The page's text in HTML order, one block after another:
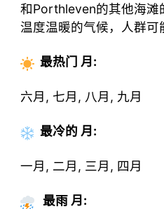
和Porthleven的其他海滩
温度温暖的气候，人群可
最热门 月 :
六月, 七月, 八月, 九月
最冷的 月 :
一月, 二月, 三月, 四月
最雨 月: